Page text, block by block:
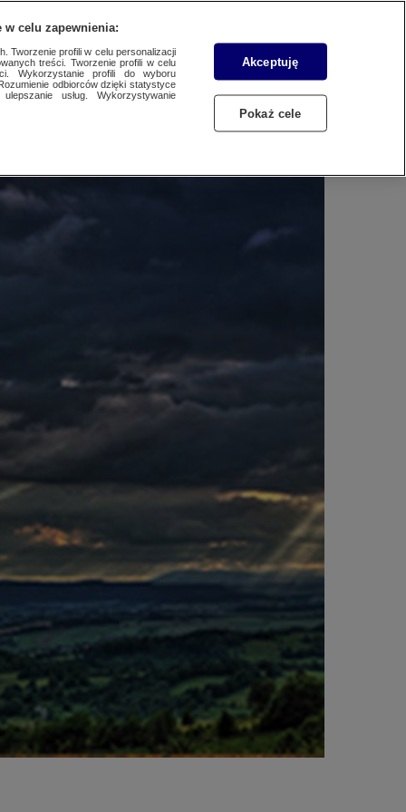
WYŚLIJ MATERIAŁ
w celu zapewnienia:
Tworzenie profili w celu personalizacji
treści. Tworzenie profili w celu
Wykorzystanie profili do wyboru
odbiorców dzięki statystyce
usług. Wykorzystywanie
Akceptuję
Pokaż cele